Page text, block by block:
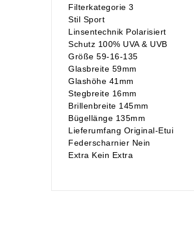
Filterkategorie 3
Stil Sport
Linsentechnik Polarisiert
Schutz 100% UVA & UVB
Größe 59-16-135
Glasbreite 59mm
Glashöhe 41mm
Stegbreite 16mm
Brillenbreite 145mm
Bügellänge 135mm
Lieferumfang Original-Etui
Federscharnier Nein
Extra Kein Extra